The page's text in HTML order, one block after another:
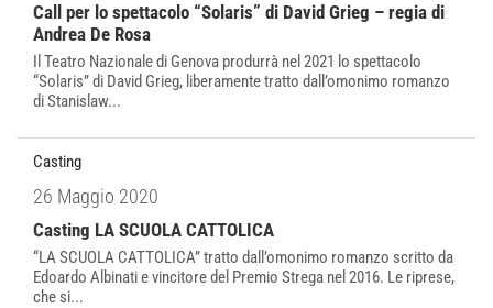
Call per lo spettacolo “Solaris” di David Grieg – regia di
Andrea De Rosa
Il Teatro Nazionale di Genova produrrà nel 2021 lo spettacolo
“Solaris” di David Grieg, liberamente tratto dall’omonimo romanzo
di Stanislaw...
Casting
26 Maggio 2020
Casting LA SCUOLA CATTOLICA
“LA SCUOLA CATTOLICA” tratto dall’omonimo romanzo scritto da
Edoardo Albinati e vincitore del Premio Strega nel 2016. Le riprese,
che si...